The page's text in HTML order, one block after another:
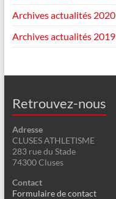
Archives actualités 2020
Archives actualités 2019
Retrouvez-nous
Adresse
CLUSES ATHLETISME
283 rue du Stade
74300 Cluses
Contact
Formulaire de contact